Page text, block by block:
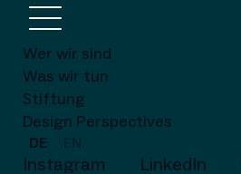
Wer wir sind
Was wir tun
Stiftung
Design Perspectives
DE
Instagram LinkedIn